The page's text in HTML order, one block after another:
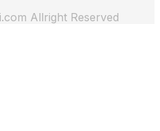
Allright Reserved